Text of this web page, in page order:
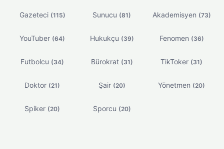
Gazeteci (115) Sunucu (81) Akademisyen (73)
YouTuber (64) Hukukçu (39) Fenomen (36)
Futbolcu (34) Bürokrat (31) TikToker (31)
Doktor (21) Şair (20) Yönetmen (20)
Spiker (20) Sporcu (20)